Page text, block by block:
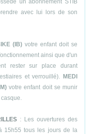
un abonnement STIB
avec lui lors de son
(IB) votre enfant doit se
ainsi que d'un
rester sur place durant
et verrouillé). MEDI
votre enfant doit se munir
: Les ouvertures des
15h55 tous les jours de la